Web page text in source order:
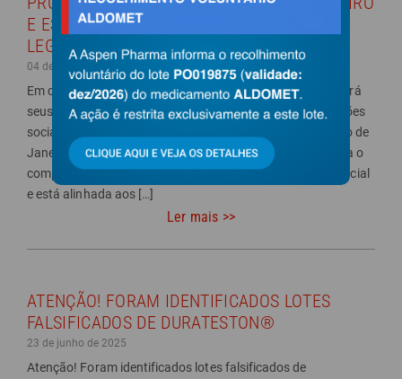
E ESPÍRITO SANTO EM HOMENAGEM AO
LEGADO DE NELSON MANDELA
04 de julho de 2025
Em celebração ao Mandela Day, a Aspen Pharma mobilizará
seus colaboradores de todo o Brasil para uma série de ações
sociais no próximo dia 18 de julho, que acontecerão no Rio de
Janeiro e no Espírito Santo. Há 15 anos a iniciativa reforça o
compromisso da farmacêutica com a responsabilidade social
e está alinhada aos […]
Ler mais >>
ATENÇÃO! FORAM IDENTIFICADOS LOTES
FALSIFICADOS DE DURATESTON®
23 de junho de 2025
Atenção! Foram identificados lotes falsificados de